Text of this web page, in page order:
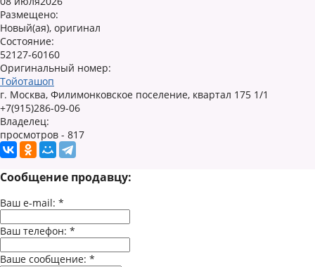
Размещено:
Новый(ая), оригинал
Состояние:
52127-60160
Оригинальный номер:
Тойоташоп
г. Москва, Филимонковское поселение, квартал 175 1/1
+7(915)286-09-06
Владелец:
просмотров - 817
Сообщение продавцу:
Ваш e-mail: *
Ваш телефон: *
Ваше сообщение: *